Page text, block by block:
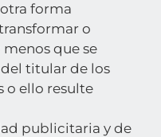
forma
o
que se
titular de los
o ello resulte
publicitaria y de